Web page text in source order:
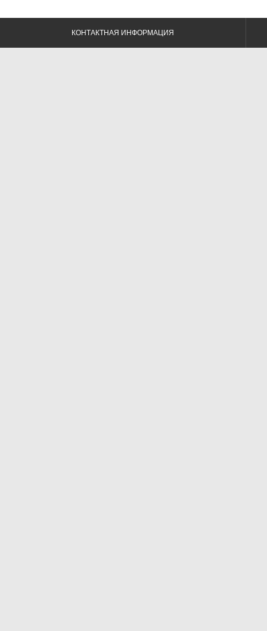
КОНТАКТНАЯ ИНФОРМАЦИЯ